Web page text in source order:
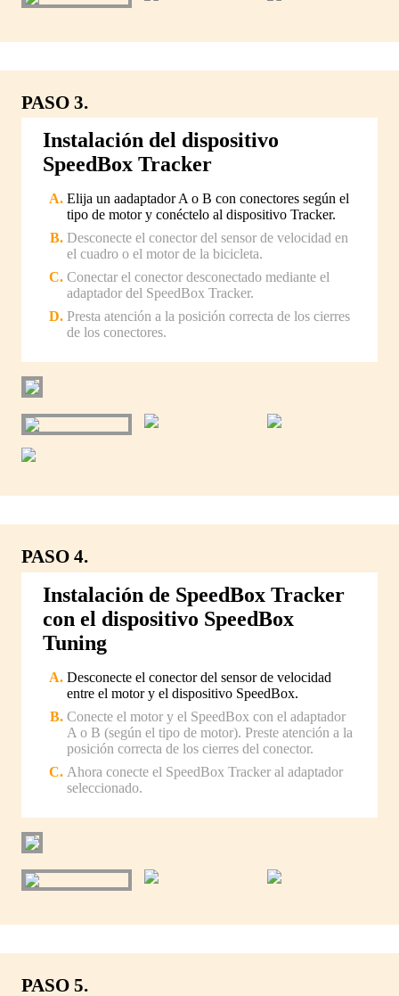
PASO 3.
Instalación del dispositivo
SpeedBox Tracker
Elija un aadaptador A o B con conectores según el
tipo de motor y conéctelo al dispositivo Tracker.
Desconecte el conector del sensor de velocidad en
el cuadro o el motor de la bicicleta.
Conectar el conector desconectado mediante el
adaptador del SpeedBox Tracker.
Presta atención a la posición correcta de los cierres
de los conectores.
PASO 4.
Instalación de SpeedBox Tracker
con el dispositivo SpeedBox
Tuning
Desconecte el conector del sensor de velocidad
entre el motor y el dispositivo SpeedBox.
Conecte el motor y el SpeedBox con el adaptador
A o B (según el tipo de motor). Preste atención a la
posición correcta de los cierres del conector.
Ahora conecte el SpeedBox Tracker al adaptador
seleccionado.
PASO 5.